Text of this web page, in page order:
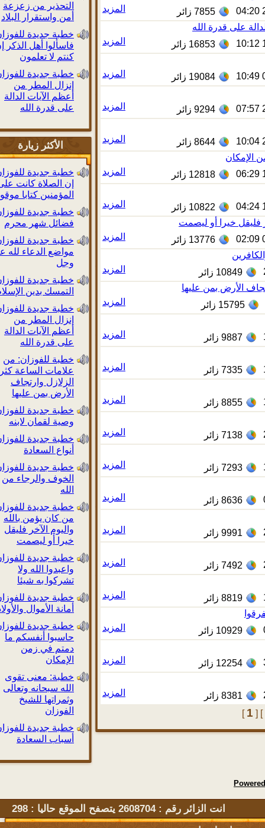
التحذير من زعزعة
أمن واستقرار البلاد
خطبة جديدة للفوزان:
فاسألوا أهل الذكر إن
كنتم لا تعلمون
خطبة جديدة للفوزان:
إنزال المطر من
أعظم الآيات الدالة
على قدرة الله
الأكثر زيارة
خطبة جديدة للفوزان:
إن الصلاة كانت على
المؤمنين كتابا موقوتا
خطبة جديدة للفوزان:
فضائل شهر محرم
خطبة جديدة للفوزان:
مواضع الدعاء لله عز
وجل
خطبة جديدة للفوزان:
التمسك بدين الإسلام
خطبة جديدة للفوزان:
إنزال المطر من
أعظم الآيات الدالة
على قدرة الله
خطبة للفوزان: من
علامات الساعة كثرة
الزلازل وارتجاف
الأرض بمن عليها
خطبة جديدة للفوزان:
وصية لقمان لابنه
خطبة جديدة للفوزان:
أنواع السعادة
خطبة جديدة للفوزان:
الخوف والرجاء من
خطبة جديدة للفوزان:
من كان يؤمن بالله
واليوم الآخر فليقل
خيرا أو ليصمت
خطبة جديدة للفوزان:
واعبدوا الله ولا
تشركوا به شيئا
خطبة جديدة للفوزان:
أمانة الأموال والأولاد
خطبة جديدة للفوزان:
حاسبوا أنفسكم ما
دمتم في زمن
الإمكان
خطبة: معنى تقوى
الله سبحانه وتعالى
وثمراتها للشيخ
الفوزان
خطبة جديدة للفوزان:
أسباب السعادة
المزيد
7855 زائر
على قدرة الله
المزيد
16853 زائر
المزيد 19084 زائر
المزيد 9294 زائر
المزيد 8644 زائر
المزيد
12818 زائر
المزيد 10822 زائر
خيرا أو ليصمت
المزيد
13776 زائر
المزيد
10849 زائر
الأرض بمن عليها
المزيد
15795 زائر
المزيد 9887 زائر
المزيد 7335 زائر
المزيد 8855 زائر
المزيد 7138 زائر
المزيد 7293 زائر
المزيد 8636 زائر
المزيد 9991 زائر
المزيد 7492 زائر
المزيد 8819 زائر
المزيد
10929 زائر
المزيد 12254 زائر
المزيد 8381 زائر
[ 1
انت الزائر رقم : 2608704 يتصفح الموقع حاليا : 298